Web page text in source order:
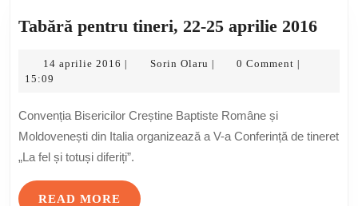
Tabără pentru tineri, 22-25 aprilie 2016
14 aprilie 2016 14
| Sorin Olaru Sorin
| 0 Comment |
15:09
Convenția Bisericilor Creștine Baptiste Române și
Moldovenești din Italia organizează a V-a Conferință de tineret
„La fel și totuși diferiți”.
READ MORE READ